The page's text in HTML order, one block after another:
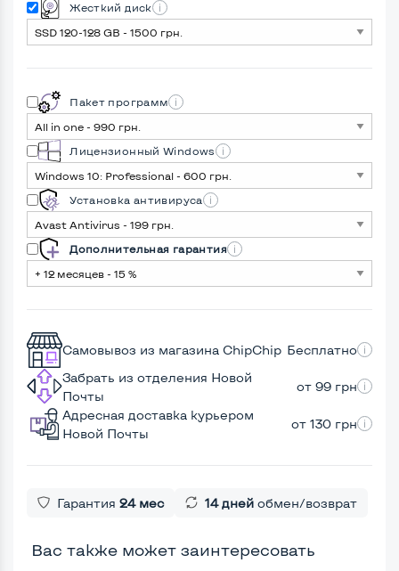
Жесткий диск
Пакет программ
Лицензионный Windows
Установка антивируса
Дополнительная гарантия
Самовывоз из магазина ChipChip Бесплатно
Забрать из отделения Новой
Почты
от 99 грн
Адресная доставка курьером
Новой Почты
от 130 грн
Гарантия 24 мес 14 дней обмен/возврат
Вас также может заинтересовать